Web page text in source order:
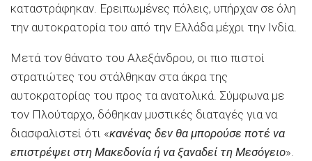
καταστράφηκαν. Ερειπωμένες πόλεις, υπήρχαν σε όλη
την αυτοκρατορία του από την Ελλάδα μέχρι την Ινδία.
Μετά τον θάνατο του Αλεξάνδρου, οι πιο πιστοί
στρατιώτες του στάλθηκαν στα άκρα της
αυτοκρατορίας του προς τα ανατολικά. Σύμφωνα με
τον Πλούταρχο, δόθηκαν μυστικές διαταγές για να
διασφαλιστεί ότι «κανένας δεν θα μπορούσε ποτέ να
επιστρέψει στη Μακεδονία ή να ξαναδεί τη Μεσόγειο».